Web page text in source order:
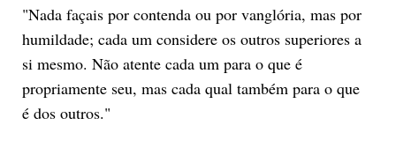
"Nada façais por contenda ou por vanglória, mas por
humildade; cada um considere os outros superiores a
si mesmo. Não atente cada um para o que é
propriamente seu, mas cada qual também para o que
é dos outros."